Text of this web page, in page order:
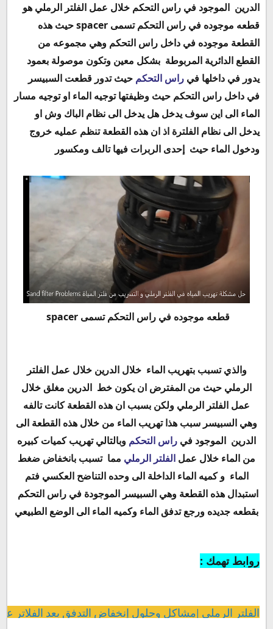
الدرين
الموجود في راس التحكم خلال عمل الفلتر الرملي هو
قطعه موجوده في راس التحكم تسمى spacer حيث هذه
القطعة موجوده في داخل راس التحكم وهي مجموعه من
القطع الدائرية المربوطة بشكل معين وتكون موصولة بعمود
يدور في داخلها في راس التحكم حيث تدور قطعت السبيسر
في داخل راس التحكم حيث وظيفتها توجيه الماء او توجيه مسار
الماء الى اين سوف يدخل هل يدخل الى نظام الباك وش او
يدخل الى نظام الفلترة اذ ان هذه القطعة تنظم عمليه خروج
ودخول الماء حيث
إحدى الربرات فيها تالف ومكسور
قطعه موجوده في راس التحكم تسمىspacer
والذي تسبب بتهريب الماء خلال الدرين خلال عمل الفلتر
الرملي حيث من المفترض ان يكون خط
الدرين مغلق خلال
عمل الفلتر الرملي ولكن بسبب ان هذه القطعة كانت تالفه
وهي السبيسر سبب هذا تهريب الماء من خلال هذه القطعة الى
الدرين
الموجود في راس التحكم وبالتالي تهريب كميات كبيره
من الماء خلال عمل الفلتر الرملي مما تسبب بانخفاض ضغط
الماء و كميه الماء الداخلة الى وحده التناضح العكسي فتم
استبدال هذه القطعة وهي السبيسر الموجودة في راس التحكم
بقطعه جديده ورجع تدفق الماء وكميه الماء الى الوضع الطبيعي
روابط تهمك :